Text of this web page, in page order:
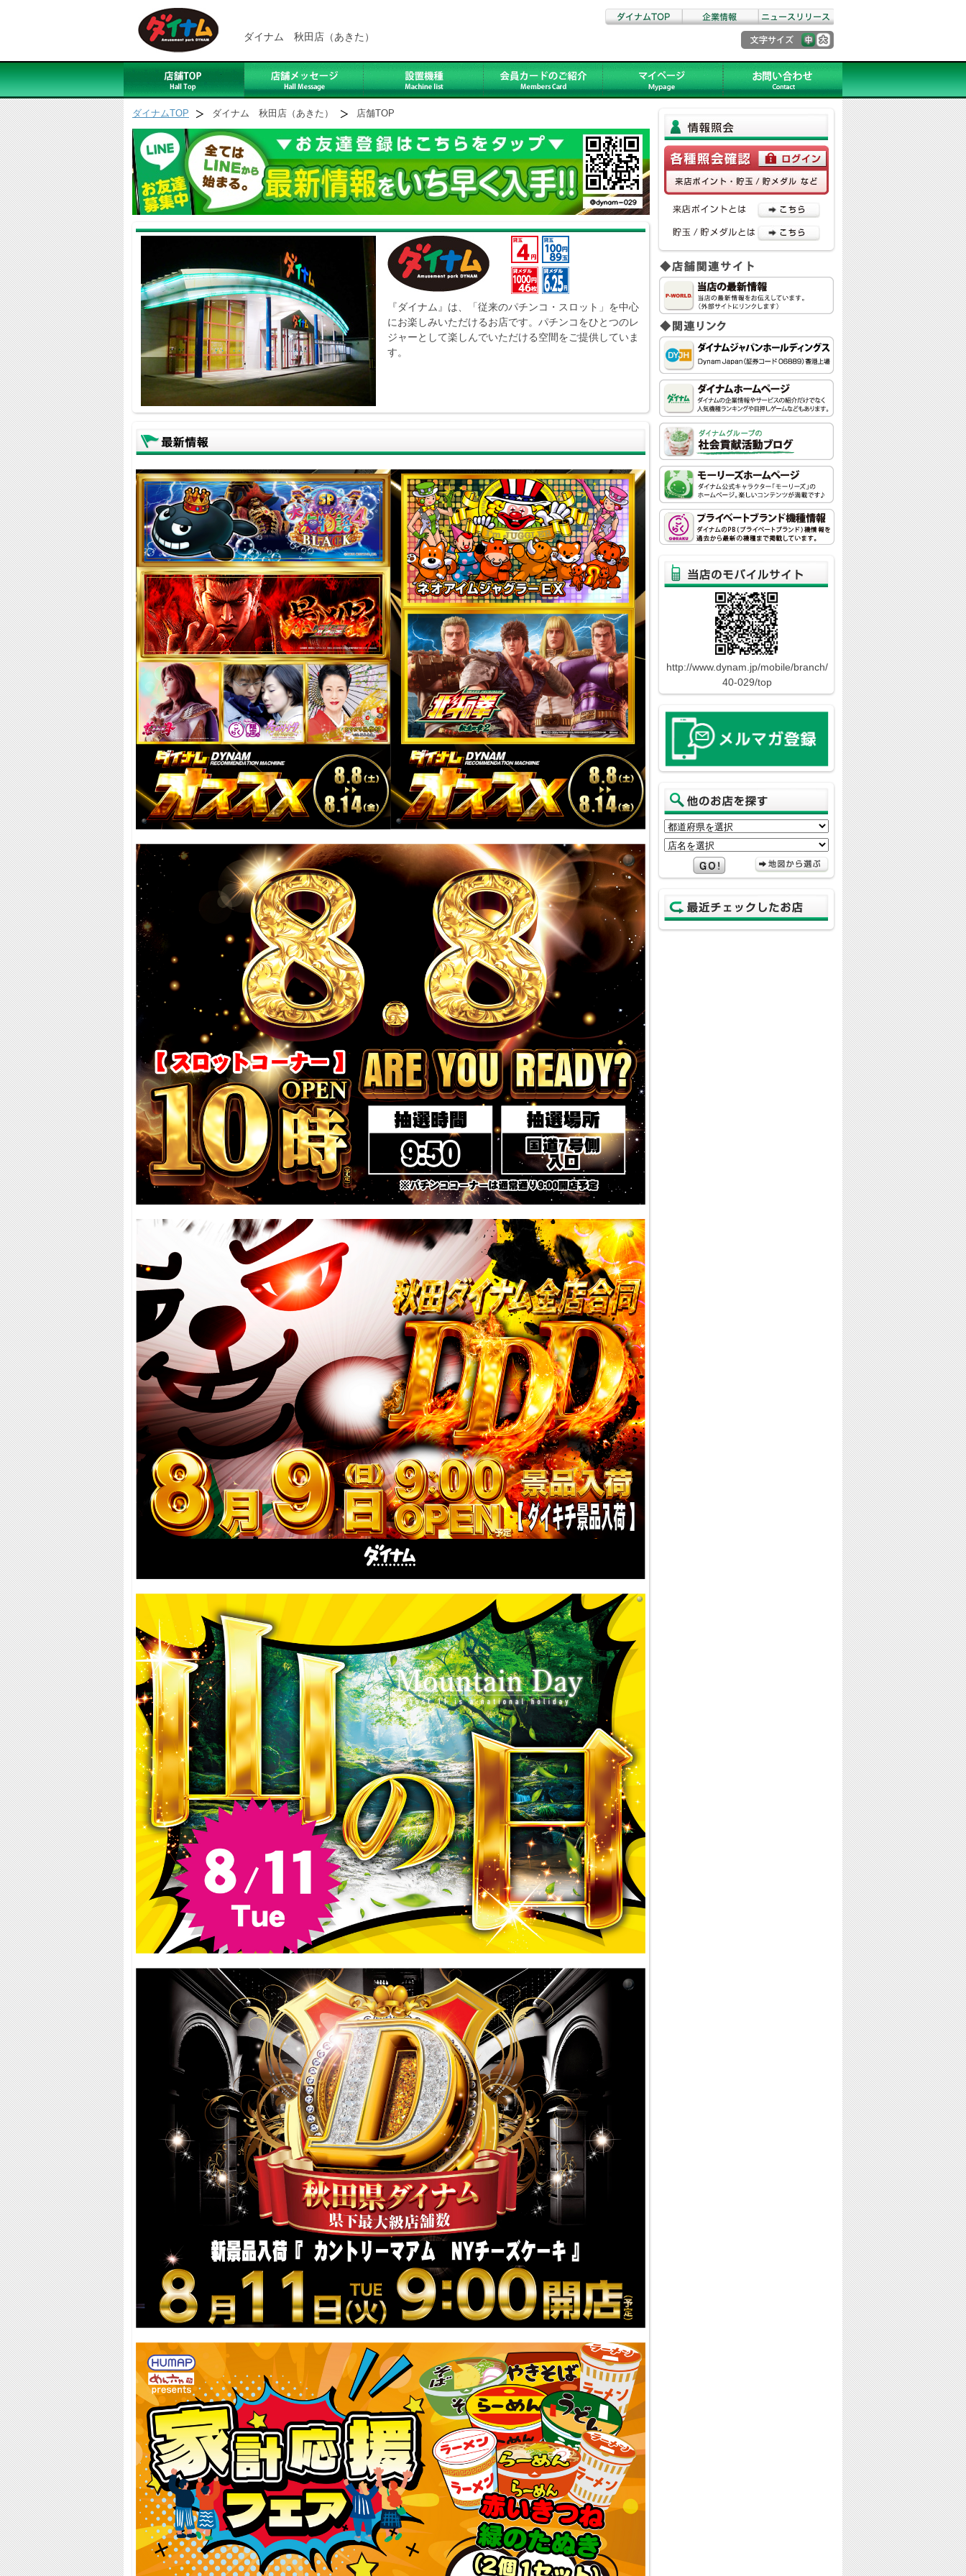
ダイナム 秋田店（あきた）
ダイナムTOP ダイナム 秋田店（あきた） 店舗TOP
『ダイナム』は、「従来のパチンコ・スロット」を中心
にお楽しみいただけるお店です。パチンコをひとつのレ
ジャーとして楽しんでいただける空間をご提供していま
す。
http://www.dynam.jp/mobile/branch/
40-029/top